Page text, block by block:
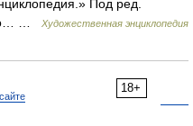
Под ред.
…
Художественная энциклопедия
18+